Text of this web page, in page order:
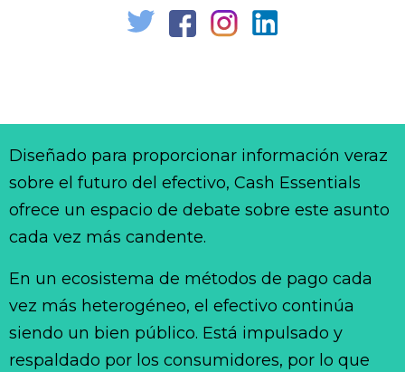
Diseñado para proporcionar información veraz
sobre el futuro del efectivo, Cash Essentials
ofrece un espacio de debate sobre este asunto
cada vez más candente.
En un ecosistema de métodos de pago cada
vez más heterogéneo, el efectivo continúa
siendo un bien público. Está impulsado y
respaldado por los consumidores, por lo que